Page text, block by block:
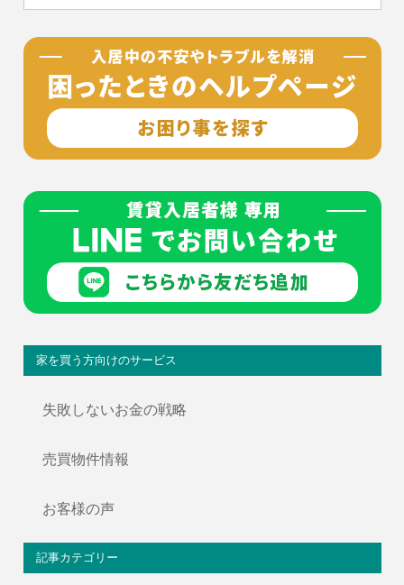
家を買う方向けのサービス
失敗しないお金の戦略
売買物件情報
お客様の声
記事カテゴリー